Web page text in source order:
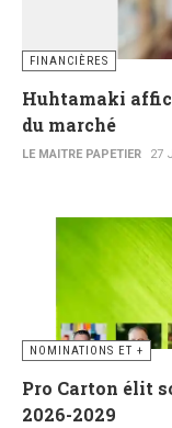
FINANCIÈRES
Huhtamaki
du marché
LE MAITRE PAPETIER 27
NOMINATIONS ET +
Pro Carton élit
2026-2029